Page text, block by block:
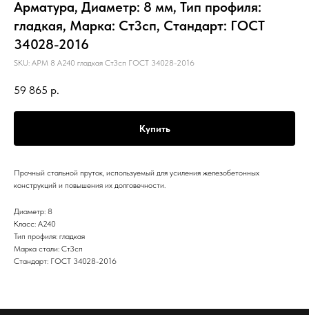
Арматура, Диаметр: 8 мм, Тип профиля:
гладкая, Марка: Ст3сп, Стандарт: ГОСТ
34028-2016
SKU: АРМ 8 А240 гладкая Ст3сп ГОСТ 34028-2016
59 865 р.
Купить
Прочный стальной пруток, используемый для усиления железобетонных
конструкций и повышения их долговечности.
Диаметр: 8
Класс: А240
Тип профиля: гладкая
Марка стали: Ст3сп
Стандарт: ГОСТ 34028-2016